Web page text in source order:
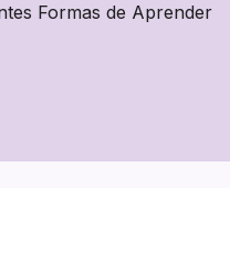
Formas de Aprender